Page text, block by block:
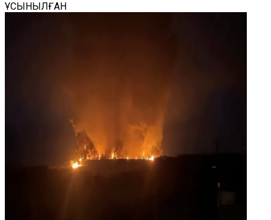
ҰСЫНЫЛҒАН